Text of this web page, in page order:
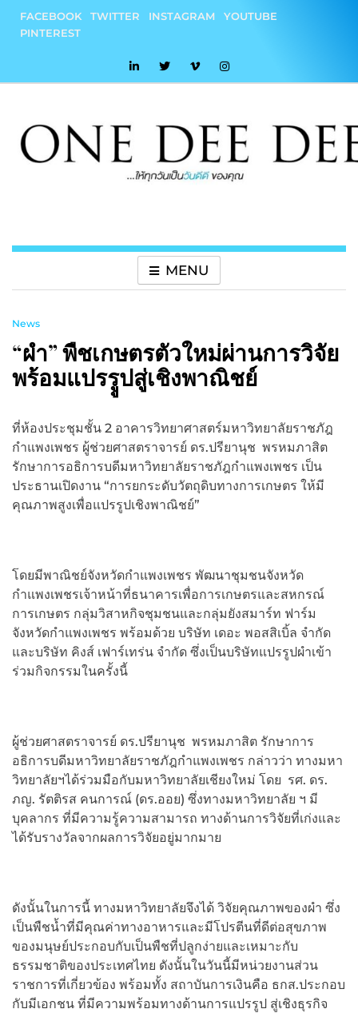
content
FACEBOOK TWITTER INSTAGRAM
YOUTUBE
PINTEREST
MENU
News
“ผำ” พืชเกษตรตัวใหม่ผ่านการวิจัย
พร้อมแปรรููปสู่เชิงพาณิชย์
ที่ห้องประชุมชั้น 2 อาคารวิทยาศาสตร์มหาวิทยาลัยราชภัฎ
กำแพงเพชร ผู้ช่วยศาสตราจารย์ ดร.ปรียานุช พรหมภาสิต
รักษาการอธิการบดีมหาวิทยาลัยราชภัฎกำแพงเพชร เป็น
ประธานเปิดงาน “การยกระดับวัตถุดิบทางการเกษตร ให้มี
คุณภาพสูงเพื่อแปรรูปเชิงพาณิชย์”
โดยมีพาณิชย์จังหวัดกำแพงเพชร พัฒนาชุมชนจังหวัด
กำแพงเพชรเจ้าหน้าที่ธนาคารเพื่อการเกษตรและสหกรณ์
การเกษตร กลุ่มวิสาหกิจชุมชนและกลุ่มยังสมาร์ท ฟาร์ม
จังหวัดกำแพงเพชร พร้อมด้วย บริษัท เดอะ พอสสิเบิ้ล จำกัด
และบริษัท คิงส์ เฟาร์เทร่น จำกัด ซึ่งเป็นบริษัทแปรรูปผำเข้า
ร่วมกิจกรรมในครั้งนี้
ผู้ช่วยศาสตราจารย์ ดร.ปรียานุช พรหมภาสิต รักษาการ
อธิการบดีมหาวิทยาลัยราชภัฎกำแพงเพชร กล่าวว่า ทางมหา
วิทยาลัยฯได้ร่วมมือกับมหาวิทยาลัยเชียงใหม่ โดย รศ. ดร.
ภญ. รัตติรส คนการณ์ (ดร.ออย) ซึ่งทางมหาวิทยาลัย ฯ มี
บุคลากร ที่มีความรู้ความสามารถ ทางด้านการวิจัยที่เก่งและ
ได้รับรางวัลจากผลการวิจัยอยู่มากมาย
ดังนั้นในการนี้ ทางมหาวิทยาลัยจึงได้ วิจัยคุณภาพของผำ ซึ่ง
เป็นพืชน้ำที่มีคุณค่าทางอาหารและมีโปรตีนที่ดีต่อสุขภาพ
ของมนุษย์ประกอบกับเป็นพืชที่ปลูกง่ายและเหมาะกับ
ธรรมชาติของประเทศไทย ดังนั้นในวันนี้มีหน่วยงานส่วน
ราชการที่เกี่ยวข้อง พร้อมทั้ง สถาบันการเงินคือ ธกส.ประกอบ
กับมีเอกชน ที่มีความพร้อมทางด้านการแปรรูป สู่เชิงธุรกิจ